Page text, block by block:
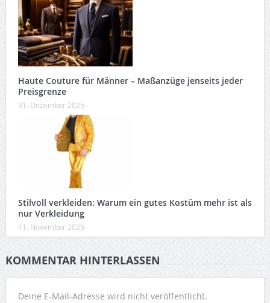
Haute Couture für Männer – Maßanzüge jenseits jeder
Preisgrenze
31. Dezember 2025
Stilvoll verkleiden: Warum ein gutes Kostüm mehr ist als
nur Verkleidung
11. November 2025
KOMMENTAR HINTERLASSEN
Deine E-Mail-Adresse wird nicht veröffentlicht.